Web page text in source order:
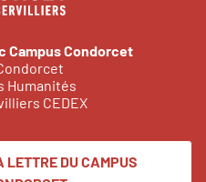
Campus Condorcet
Humanités
CEDEX
LETTRE DU CAMPUS